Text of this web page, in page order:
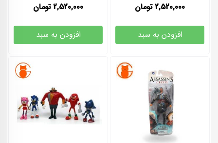
2,520,000 تومان
افزودن به سبد
2,520,000 تومان
افزودن به سبد